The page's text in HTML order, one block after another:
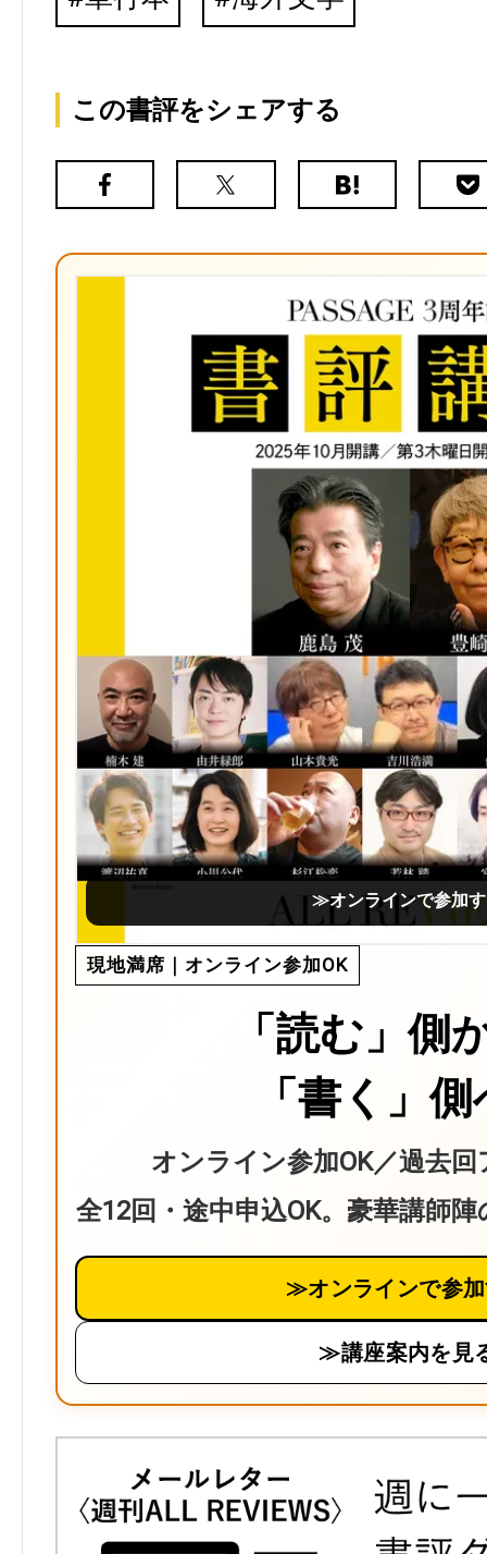
この書評をシェアする
Facebook
X（旧
は
ク
マ
ー
ク
≫オンラインで参加
現地満席｜オンライン参加OK
「読む」側
「書く」
オンライン参加OK／過去
全12回・途中申込OK。豪華講師
≫オンラインで参
≫講座案内を見